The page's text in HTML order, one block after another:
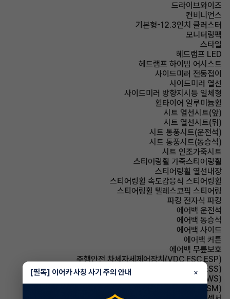
드라이브와이즈
컨비니언스
기본형-12.3인치 클러스터
모니터링팩
스타일
헤드램프 LED
헤드램프 하이빔 어시스트
사이드미러 전동접이
사이드미러 열선
사이드미러 방향지시등 일체형
휠타이어 알루미늄휠
시트 열선시트(앞)
시트 열선시트(뒤)
시트 통풍시트(운전석)
시트 통풍시트(동승석)
시트 인조가죽시트
스티어링휠 가죽스티어링휠
스티어링휠 열선내장
스티어링휠 속도감응식 스티어링휠
스티어링휠 텔레스코픽 스티어링
파킹 전자식 파킹
에어백 운전석
에어백 동승석
에어백 사이드
에어백 커튼
에어백 무릎보호
주행안전 차체자세제어장치(VDC,ESC,ESP)
주행안전 급제동경보시스템(ESS)
주행안전 차선이탈경보(LDWS)
주행안전 샤시 통합 제어 시스템(VSM)
[필독] 이어카 사칭 사기 주의 안내 ×